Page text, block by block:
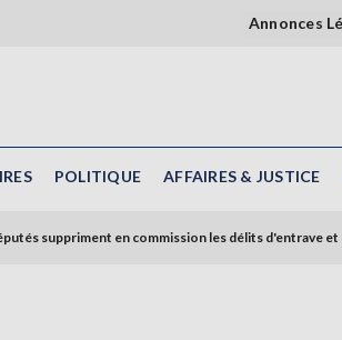
Annonces
POLITIQUE AFFAIRES & JUSTICE
suppriment en commission les délits d'entrave